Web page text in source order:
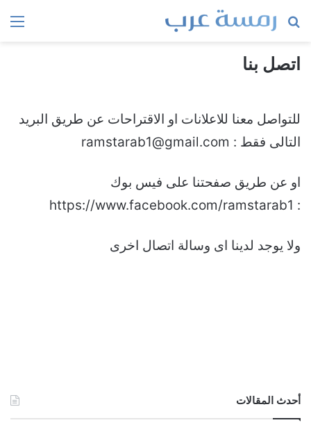
بحث
اتصل بنا
للتواصل معنا للاعلانات او الاقتراحات عن طريق البريد
التالى فقط : ramstarab1@gmail.com
او عن طريق صفحتنا على فيس بوك
: https://www.facebook.com/ramstarab1
ولا يوجد لدينا اى وسالة اتصال اخرى
أحدث المقالات